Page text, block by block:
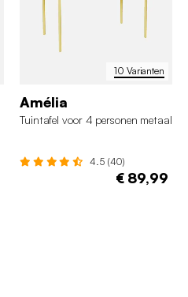
10 Varianten
Amélia
Tuintafel voor 4 personen metaal
4.5 (40)
€ 89,99